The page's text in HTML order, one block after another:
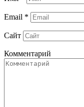
Email *
Сайт
Комментарий